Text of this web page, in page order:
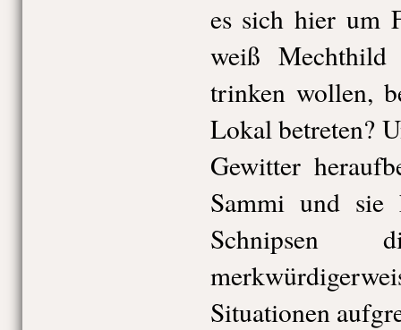
es sich hier um
weiß
trinken wollen,
Lokal betreten?
Gewitter
Sammi und sie
Situationen